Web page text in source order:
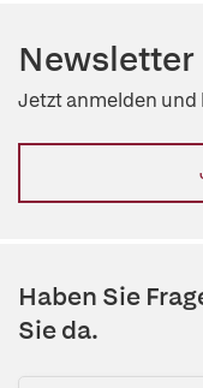
Newsletter
Jetzt anmelden und
Haben Sie
Sie da.